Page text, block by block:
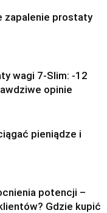
zapalenie prostaty
wagi 7-Slim: -12
opinie
pieniądze i
potencji –
Gdzie kupić